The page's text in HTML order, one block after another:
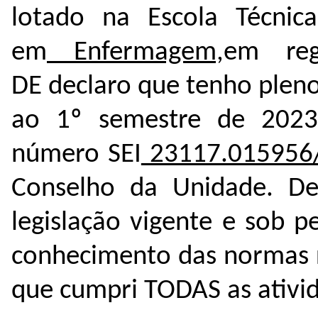
lotado na Escola
em Enfermagem,em
DE declaro que tenho
ao 1º semestre de
número SEI
Conselho da Unidade.
legislação vigente e sob
conhecimento das
que cumpri TODAS as